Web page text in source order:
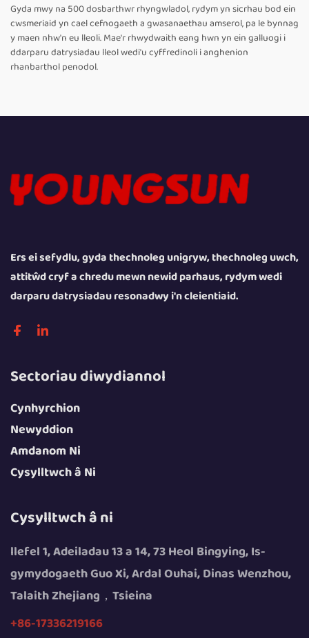
Gyda mwy na 500 dosbarthwr rhyngwladol, rydym yn sicrhau bod ein
cwsmeriaid yn cael cefnogaeth a gwasanaethau amserol, pa le bynnag
y maen nhw'n eu lleoli. Mae'r rhwydwaith eang hwn yn ein galluogi i
ddarparu datrysiadau lleol wedi'u cyffredinoli i anghenion
rhanbarthol penodol.
Ers ei sefydlu, gyda thechnoleg unigryw, thechnoleg uwch,
attitŵd cryf a chredu mewn newid parhaus, rydym wedi
darparu datrysiadau resonadwy i'n cleientiaid.
Sectoriau diwydiannol
Cynhyrchion
Newyddion
Amdanom Ni
Cysylltwch â Ni
Cysylltwch â ni
llefel 1, Adeiladau 13 a 14, 73 Heol Bingying, Is-
gymydogaeth Guo Xi, Ardal Ouhai, Dinas Wenzhou,
Talaith Zhejiang，Tsieina
+86-17336219166